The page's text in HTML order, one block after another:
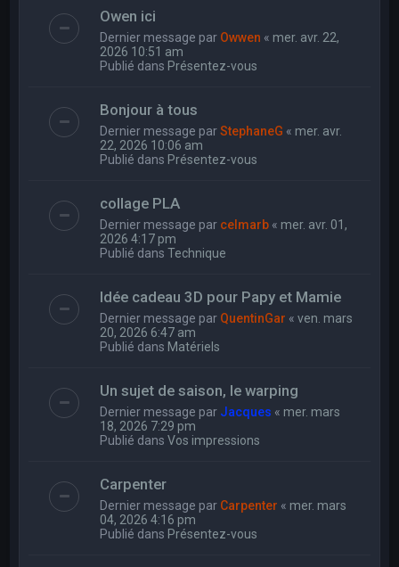
Owen ici
Dernier message par Owwen « mer. avr. 22,
2026 10:51 am
Publié dans Présentez-vous
Bonjour à tous
Dernier message parStephaneG « mer. avr.
22, 2026 10:06 am
Publié dans Présentez-vous
collage PLA
Dernier message par celmarb « mer. avr. 01,
2026 4:17 pm
Publié dansTechnique
Idée cadeau 3D pour Papy et Mamie
Dernier message par QuentinGar «ven. mars
20, 2026 6:47 am
Publié dans Matériels
Un sujet de saison, le warping
Dernier message par Jacques « mer. mars
18, 2026 7:29 pm
Publié dansVos impressions
Carpenter
Dernier message par Carpenter « mer. mars
04, 2026 4:16 pm
Publié dans Présentez-vous